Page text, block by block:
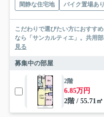
閑静な住宅地
バイク置場あり
こだわりで選びたい方におすす
なら「サンカルティエ」。共用
見る
募集中の部屋
2階
6.85万円
2階 / 55.71